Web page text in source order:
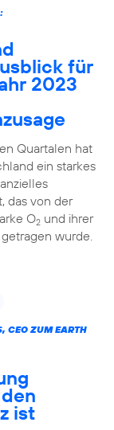
für
2023
Quartalen hat
ein starkes
das von der
O2und ihrer
wurde.
CEO ZUM EARTH
ist